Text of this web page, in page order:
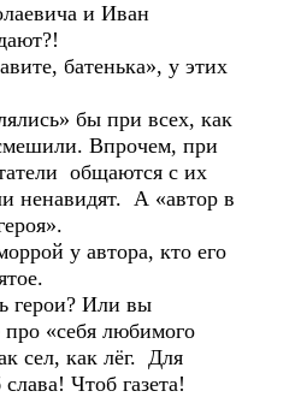
и Иван
батенька», у этих
бы при всех, как
Впрочем, при
общаются с их
ненавидят. А «автор в
у автора, кто его
Или вы
про «себя любимого
сел, как лёг. Для
Чтоб газета!